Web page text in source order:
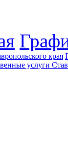
края
услуги